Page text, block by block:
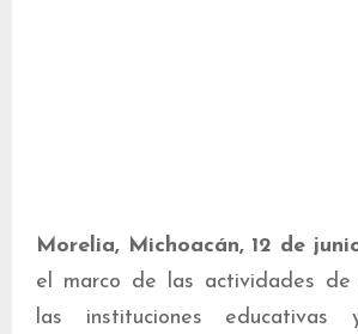
Morelia, Michoacán, 12 de
el marco de las actividades de
las instituciones educativas